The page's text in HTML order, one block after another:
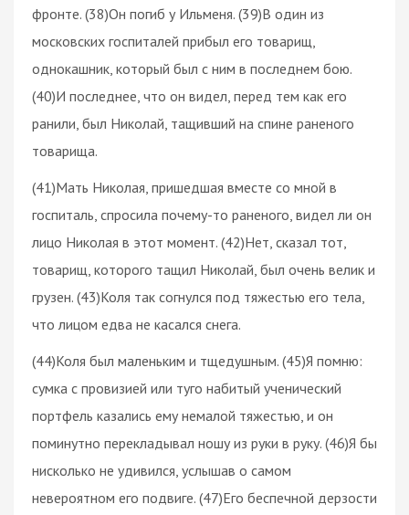
фронте. (38)Он погиб у Ильменя. (39)В один из
московских госпиталей прибыл его товарищ,
однокашник, который был с ним в последнем бою.
(40)И последнее, что он видел, перед тем как его
ранили, был Николай, тащивший на спине раненого
товарища.
(41)Мать Николая, пришедшая вместе со мной в
госпиталь, спросила почему-то раненого, видел ли он
лицо Николая в этот момент. (42)Нет, сказал тот,
товарищ, которого тащил Николай, был очень велик и
грузен. (43)Коля так согнулся под тяжестью его тела,
что лицом едва не касался снега.
(44)Коля был маленьким и тщедушным. (45)Я помню:
сумка с провизией или туго набитый ученический
портфель казались ему немалой тяжестью, и он
поминутно перекладывал ношу из руки в руку. (46)Я бы
нисколько не удивился, услышав о самом
невероятном его подвиге. (47)Его беспечной дерзости